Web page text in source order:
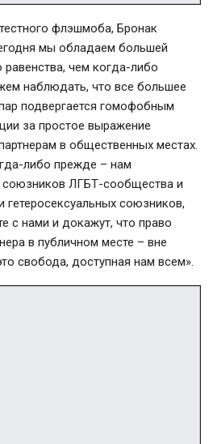
флэшмоба, Бронак
мы обладаем большей
чем когда-либо
наблюдать, что все большее
подвергается гомофобным
за простое выражение
в общественных местах.
либо прежде – нам
ЛГБТ-сообщества и
гетеросексуальных союзников,
с нами и докажут, что право
в публичном месте – вне
свобода, доступная нам всем».